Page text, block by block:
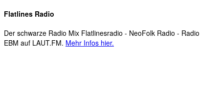
Flatlines Radio
Der schwarze Radio Mix Flatlinesradio - NeoFolk Radio - Radio
EBM auf LAUT.FM. Mehr Infos hier.